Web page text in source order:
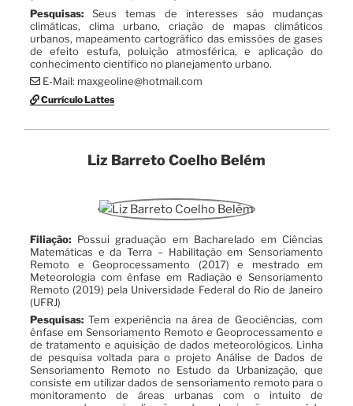
Pesquisas: Seus temas de interesses são mudanças
climáticas, clima urbano, criação de mapas climáticos
urbanos, mapeamento cartográfico das emissões de gases
de efeito estufa, poluição atmosférica, e aplicação do
conhecimento científico no planejamento urbano.
E-Mail: maxgeoline@hotmail.com
Currículo Lattes
Liz Barreto Coelho Belém
Filiação: Possui graduação em Bacharelado em Ciências
Matemáticas e da Terra – Habilitação em Sensoriamento
Remoto e Geoprocessamento (2017) e mestrado em
Meteorologia com ênfase em Radiação e Sensoriamento
Remoto (2019) pela Universidade Federal do Rio de Janeiro
(UFRJ)
Pesquisas: Tem experiência na área de Geociências, com
ênfase em Sensoriamento Remoto e Geoprocessamento e
de tratamento e aquisição de dados meteorológicos. Linha
de pesquisa voltada para o projeto Análise de Dados de
Sensoriamento Remoto no Estudo da Urbanização, que
consiste em utilizar dados de sensoriamento remoto para o
monitoramento de áreas urbanas com o intuito de